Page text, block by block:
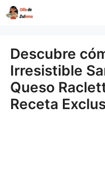
Saltar
Descubre
Irresistible
Queso
Receta